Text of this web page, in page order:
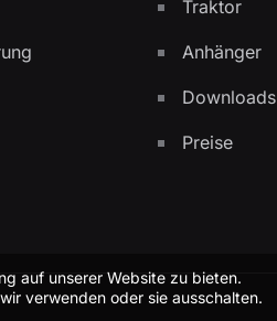
Traktor
Anhänger
Downloads
Preise
auf unserer Website zu bieten.
verwenden oder sie ausschalten.